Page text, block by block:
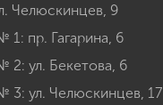
Челюскинцев, 9
пр. Гагарина, 6
ул. Бекетова, 6
ул. Челюскинцев, 17